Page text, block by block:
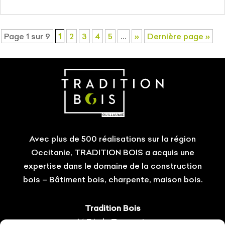
Page 1 sur 9 1 2 3 4 5 … » Dernière page »
Avec plus de 500 réalisations sur la région
Occitanie, TRADITION BOIS a acquis une
expertise dans le domaine de la construction
bois – Bâtiment bois, charpente, maison bois.
Tradition Bois
14 ZA du Tourneris